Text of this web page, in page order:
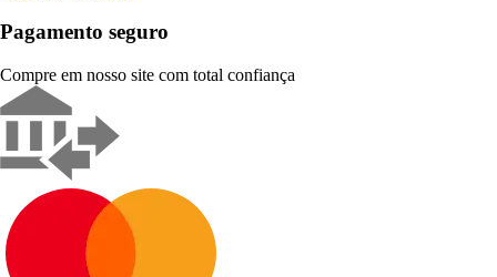
Pagamento seguro
Compre em nosso site com total confiança